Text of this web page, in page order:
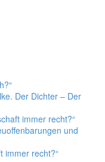
Der Dichter – Der
immer recht?“
und
immer recht?“